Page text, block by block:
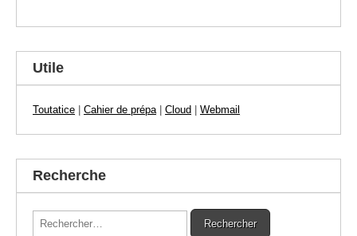
Utile
Toutatice | Cahier de prépa | Cloud | Webmail
Recherche